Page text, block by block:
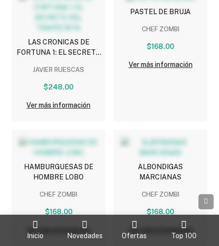
Inicio Novedades Ofertas Top 100
LAS CRONICAS DE
FORTUNA 1: EL SECRETO
JAVIER RUESCAS
$248.00
Ver más información
PASTEL DE BRUJA
CHEF ZOMBI
$168.00
Ver más información
HAMBURGUESAS DE
HOMBRE LOBO
CHEF ZOMBI
$168.00
Ver más información
ALBONDIGAS
MARCIANAS
CHEF ZOMBI
$168.00
Ver más información